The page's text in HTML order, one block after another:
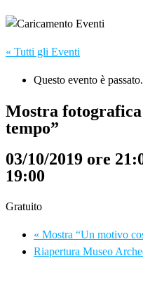
« Tutti gli Eventi
Questo evento è passato.
Mostra fotografica
tempo”
03/10/2019 ore
19:00
Gratuito
« Mostra “Un motivo
Riapertura Museo